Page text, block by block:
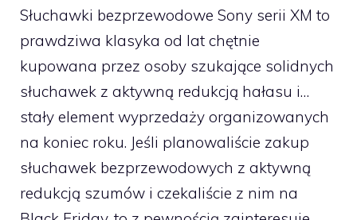
Słuchawki bezprzewodowe Sony serii XM to
prawdziwa klasyka od lat chętnie
kupowana przez osoby szukające solidnych
słuchawek z aktywną redukcją hałasu i…
stały element wyprzedaży organizowanych
na koniec roku. Jeśli planowaliście zakup
słuchawek bezprzewodowych z aktywną
redukcją szumów i czekaliście z nim na